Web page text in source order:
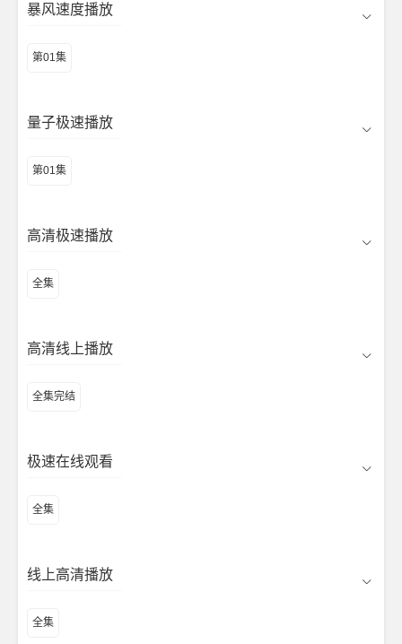
暴风速度播放
第01集
量子极速播放
第01集
高清极速播放
全集
高清线上播放
全集完结
极速在线观看
全集
线上高清播放
全集